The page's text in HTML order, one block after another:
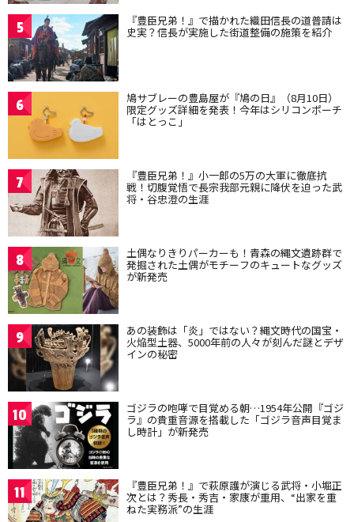
5 『豊臣兄弟！』で描かれた織田信長の道普請は
史実？信長が実施した街道整備の施策を紹介
6 鳩サブレーの豊島屋が『鳩の日』（8月10日）
限定グッズ詳細を発表！今年はシリコンポーチ
「はとっこ」
7 『豊臣兄弟！』小一郎の5万の大軍に徹底抗
戦！切腹覚悟で長宗我部元親に降伏を迫った武
将・谷忠澄の生涯
8 土偶なりきりパーカーも！青森の縄文遺跡群で
発掘された土偶がモチーフのキュートなグッズ
が新発売
9 あの装飾は「炎」ではない？縄文時代の国宝・
火焔型土器、5000年前の人々が刻んだ謎とデザ
インの秘密
10 ゴジラの咆哮で目覚める朝…1954年公開『ゴジ
ラ』の貴重音源を搭載した「ゴジラ音声目覚ま
し時計」が新発売
11 『豊臣兄弟！』で萩原護が演じる武将・小堀正
次とは？秀長・秀吉・家康が重用、“出家を重
ねた実務派”の生涯